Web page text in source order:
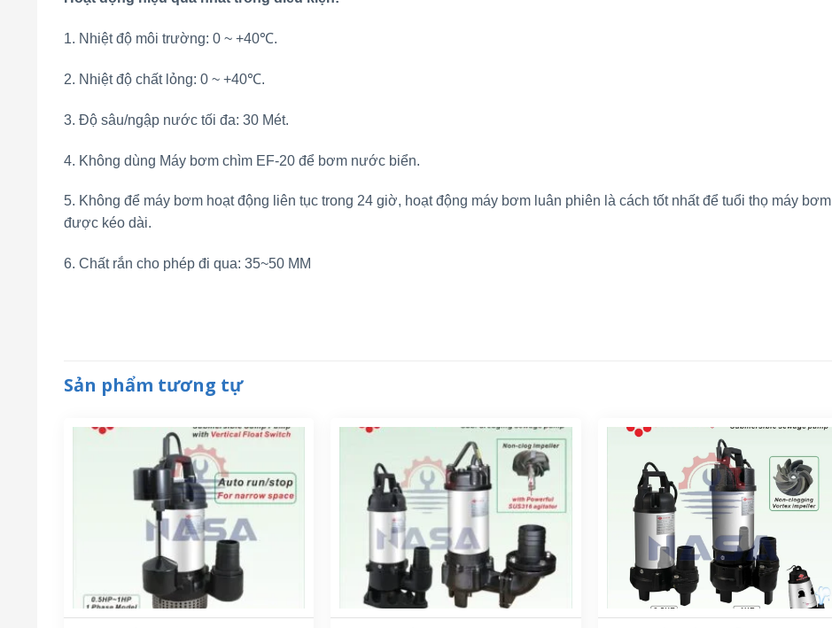
1. Nhiệt độ môi trường: 0 ~ +40℃.
2. Nhiệt độ chất lỏng: 0 ~ +40℃.
3. Độ sâu/ngập nước tối đa: 30 Mét.
4. Không dùng Máy bơm chìm EF-20 để bơm nước biển.
5. Không để máy bơm hoạt động liên tục trong 24 giờ, hoạt động máy bơm luân phiên là cách tốt nhất để tuổi thọ máy bơm
được kéo dài.
6. Chất rắn cho phép đi qua: 35~50 MM
Sản phẩm tương tự